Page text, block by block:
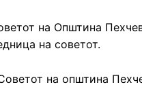
на Општина
на советот.
на општина